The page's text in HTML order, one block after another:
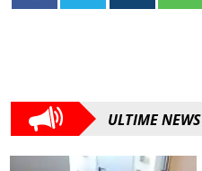
ULTIME NEWS